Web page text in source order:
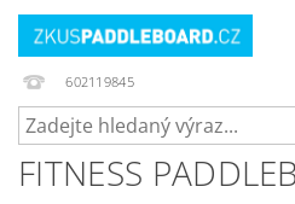
602119845
FITNESS